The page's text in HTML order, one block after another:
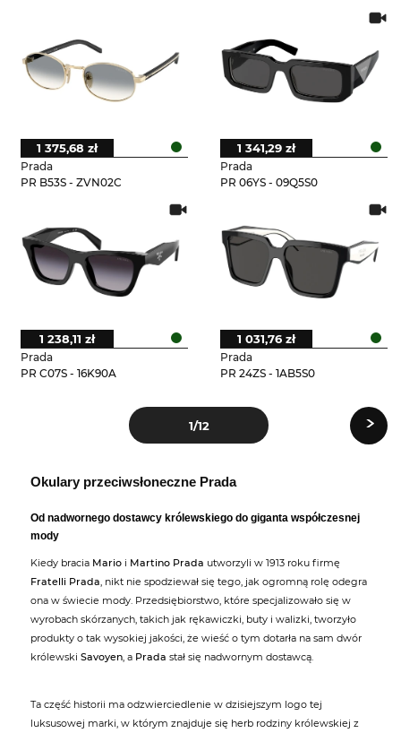
Prada
PR B53S - ZVN02C
1 375,68 zł
Prada
PR 06YS - 09Q5S0
1 341,29 zł
Prada
PR C07S - 16K90A
1 238,11 zł
Prada
PR 24ZS - 1AB5S0
1 031,76 zł
1/12 ›
Okulary przeciwsłoneczne Prada
Od nadwornego dostawcy królewskiego do giganta współczesnej
mody
Kiedy bracia Mario i Martino Prada utworzyli w 1913 roku firmę
Fratelli Prada, nikt nie spodziewał się tego, jak ogromną rolę odegra
ona w świecie mody. Przedsiębiorstwo, które specjalizowało się w
wyrobach skórzanych, takich jak rękawiczki, buty i walizki, tworzyło
produkty o tak wysokiej jakości, że wieść o tym dotarła na sam dwór
królewski Savoyen, a Prada stał się nadwornym dostawcą.
Ta część historii ma odzwierciedlenie w dzisiejszym logo tej
luksusowej marki, w którym znajduje się herb rodziny królewskiej z